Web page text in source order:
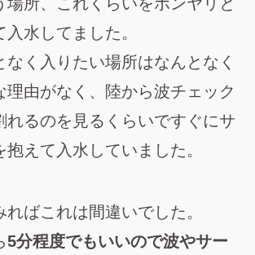
水してました。
なく入りたい場所はなんとなく
理由がなく、陸から波チェック
れるのを見るくらいですぐにサ
えて入水していました。
ばこれは間違いでした。
5分程度でもいいので波やサー